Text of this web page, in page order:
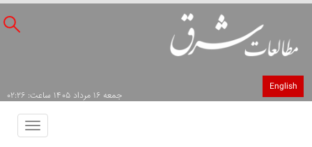
English
جمعه ۱۶ مرداد ۱۴۰۵ ساعت: ۰۲:۲۶
Toggle